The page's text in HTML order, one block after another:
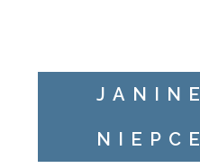
JANINE
NIEPCE